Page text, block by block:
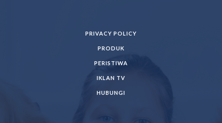
PRIVACY POLICY
PRODUK
PERISTIWA
IKLAN TV
HUBUNGI